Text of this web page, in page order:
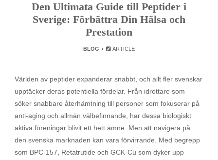
Den Ultimata Guide till Peptider i
Sverige: Förbättra Din Hälsa och
Prestation
BLOG ARTICLE
Världen av peptider expanderar snabbt, och allt fler svenskar
upptäcker deras potentiella fördelar. Från idrottare som
söker snabbare återhämtning till personer som fokuserar på
anti-aging och allmän välbefinnande, har dessa biologiskt
aktiva föreningar blivit ett hett ämne. Men att navigera på
den svenska marknaden kan vara förvirrande. Med begrepp
som BPC-157, Retatrutide och GCK-Cu som dyker upp